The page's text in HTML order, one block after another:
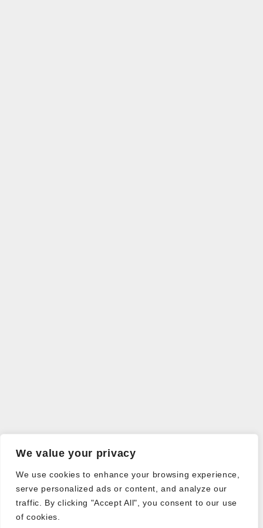
We value your privacy
We use cookies to enhance your browsing experience,
serve personalized ads or content, and analyze our
traffic. By clicking "Accept All", you consent to our use
of cookies.